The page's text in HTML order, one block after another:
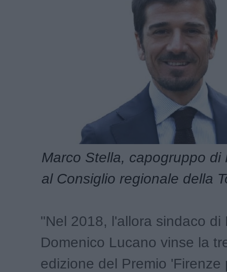
Marco Stella, capogruppo di
al Consiglio regionale della
"Nel 2018, l'allora sindaco di
Domenico Lucano vinse la
edizione del Premio 'Firenze